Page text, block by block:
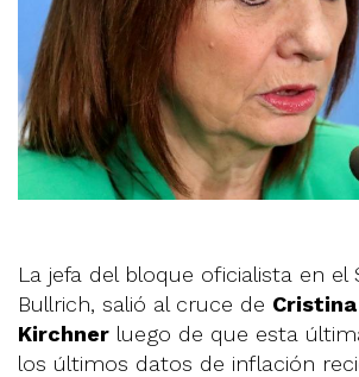
La jefa del bloque oficialista en el
Bullrich, salió al cruce de
Kirchner luego de que esta
los últimos datos de inflación